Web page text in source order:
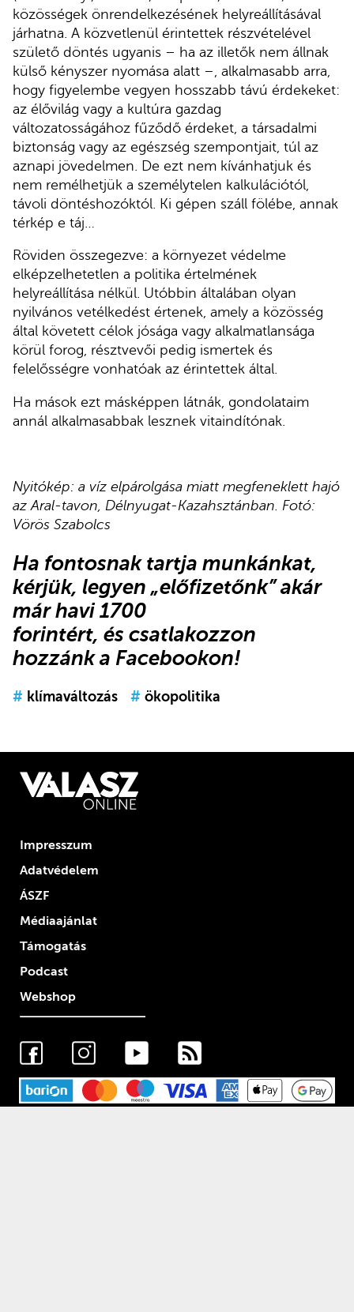
közösségek önrendelkezésének helyreállításával
járhatna. A közvetlenül érintettek részvételével
születő döntés ugyanis – ha az illetők nem állnak
külső kényszer nyomása alatt –, alkalmasabb arra,
hogy figyelembe vegyen hosszabb távú érdekeket:
az élővilág vagy a kultúra gazdag
változatosságához fűződő érdeket, a társadalmi
biztonság vagy az egészség szempontjait, túl az
aznapi jövedelmen. De ezt nem kívánhatjuk és
nem remélhetjük a személytelen kalkulációtól,
távoli döntéshozóktól. Ki gépen száll fölébe, annak
térkép e táj…
Röviden összegezve: a környezet védelme
elképzelhetetlen a politika értelmének
helyreállítása nélkül. Utóbbin általában olyan
nyilvános vetélkedést értenek, amely a közösség
által követett célok jósága vagy alkalmatlansága
körül forog, résztvevői pedig ismertek és
felelősségre vonhatóak az érintettek által.
Ha mások ezt másképpen látnák, gondolataim
annál alkalmasabbak lesznek vitaindítónak.
Nyitókép: a víz elpárolgása miatt megfeneklett hajó
az Aral-tavon, Délnyugat-Kazahsztánban. Fotó:
Vörös Szabolcs
Ha fontosnak tartja munkánkat,
kérjük, legyen „előfizetőnk”akár
már havi 1700
forintért, és csatlakozzon
hozzánk a Facebookon!
# klímaváltozás # ökopolitika
Impresszum
Adatvédelem
ÁSZF
Médiaajánlat
Támogatás
Podcast
Webshop